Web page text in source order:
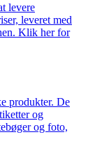
levere
leveret med
Klik her for
produkter. De
og
og foto,